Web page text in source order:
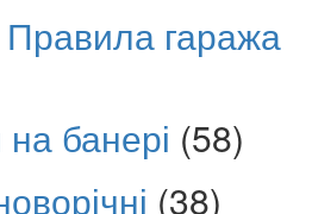
гаража
банері (58)
(38)